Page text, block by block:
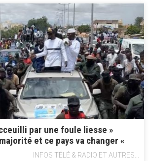
par une foule liesse »
et ce pays va changer «
INFOS TÉLÉ & RADIO ET AUTRES...